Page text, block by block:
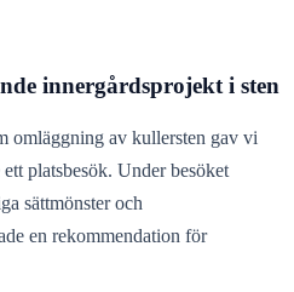
innergårdsprojekt i sten
omläggning av kullersten gav vi
platsbesök. Under besöket
sättmönster och
en rekommendation för